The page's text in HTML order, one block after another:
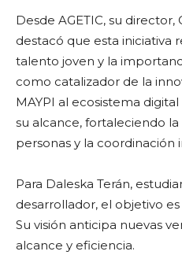
Desde AGETIC, su
destacó que esta iniciativa
talento joven y la
como catalizador de la
MAYPI al ecosistema
su alcance, fortaleciendo
personas y la coordinación
Para Daleska Terán,
desarrollador, el objetivo
Su visión anticipa nuevas
alcance y eficiencia.